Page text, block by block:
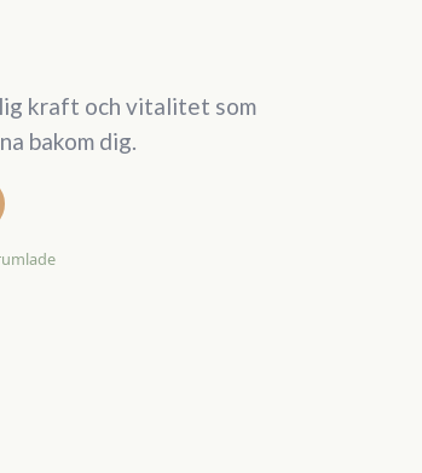
kraft och vitalitet som
bakom dig.